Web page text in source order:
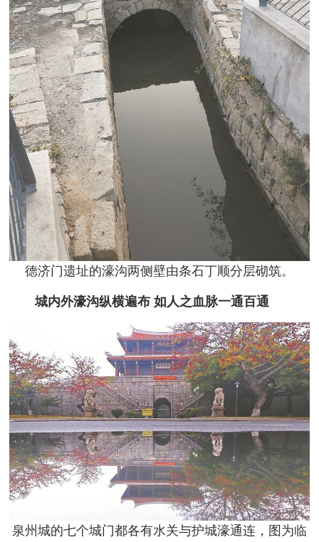
德济门遗址的濠沟两侧壁由条石丁顺分层砌筑。
城内外濠沟纵横遍布 如人之血脉一通百通
泉州城的七个城门都各有水关与护城濠通连，图为临